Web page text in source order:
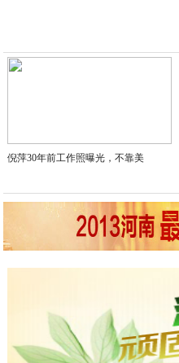
倪萍30年前工作照曝光，不靠美